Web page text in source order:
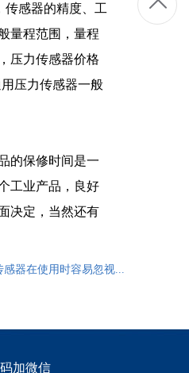
感器的精度、工
量程范围，量程
压力传感器价格
压力传感器一般
的保修时间是一
工业产品，良好
决定，当然还有
器在使用时容易忽视...
加微信